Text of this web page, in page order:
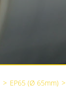
> EP65 (Ø 65mm) >